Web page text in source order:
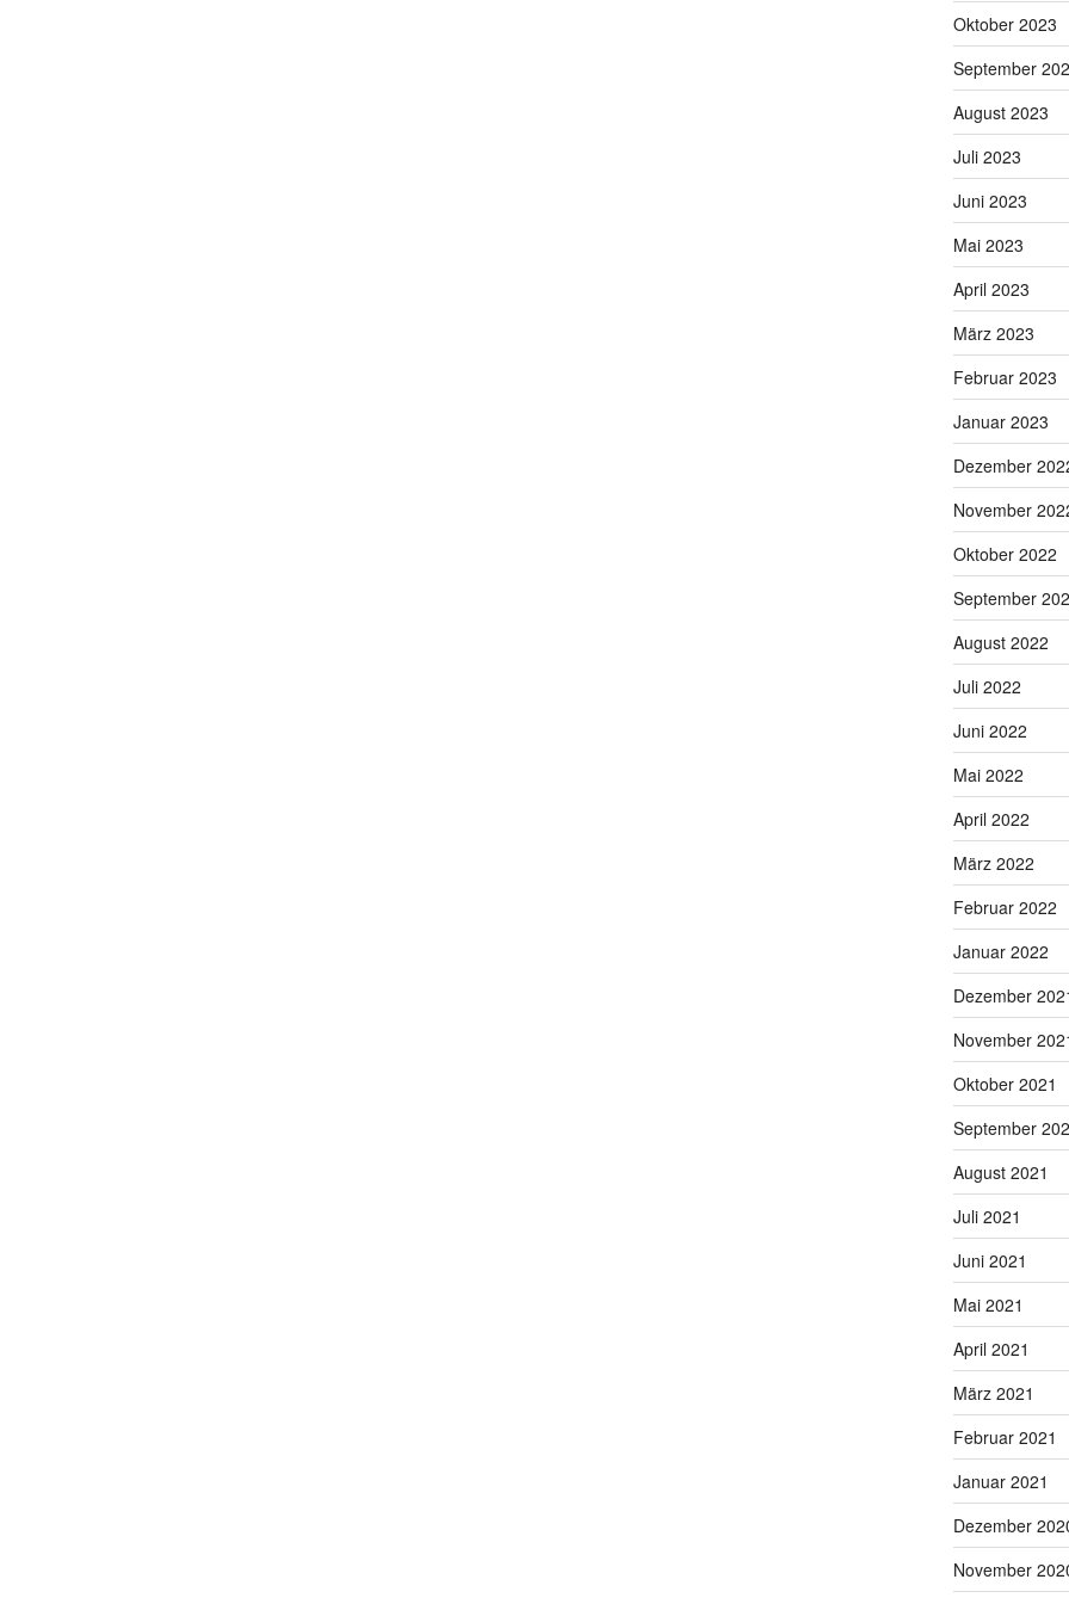
Oktober 2023
September
August 2023
Juli 2023
Juni 2023
Mai 2023
April 2023
März 2023
Februar 2023
Januar 2023
Dezember
November
Oktober 2022
September
August 2022
Juli 2022
Juni 2022
Mai 2022
April 2022
März 2022
Februar 2022
Januar 2022
Dezember
November
Oktober 2021
September
August 2021
Juli 2021
Juni 2021
Mai 2021
April 2021
März 2021
Februar 2021
Januar 2021
Dezember
November